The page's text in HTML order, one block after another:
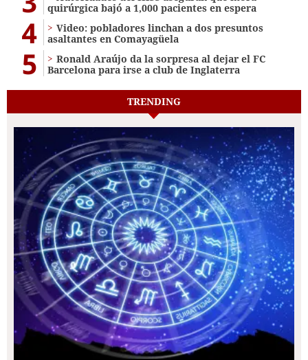
quirúrgica bajó a 1,000 pacientes en espera
4
Video: pobladores linchan a dos presuntos
asaltantes en Comayagüela
5
Ronald Araújo da la sorpresa al dejar el FC
Barcelona para irse a club de Inglaterra
TRENDING